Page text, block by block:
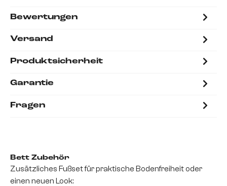
Bewertungen
Versand
Produktsicherheit
Garantie
Fragen
Bett Zubehör
Zusätzliches Fußset für praktische Bodenfreiheit oder
einen neuen Look: